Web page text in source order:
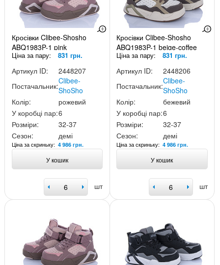
Кросівки Clibee-Shosho
ABQ1983P-1 pink
Ціна за пару: 831 грн.
Артикул ID:
2448207
Постачальник:
Clibee-
ShoSho
Колір:
рожевий
У коробці пар:6
Розміри:
32-37
Сезон:
демі
Ціна за скриньку: 4 986 грн.
У кошик
шт
Кросівки Clibee-Shosho
ABQ1983P-1 beige-coffee
Ціна за пару: 831 грн.
Артикул ID:
2448206
Постачальник:
Clibee-
ShoSho
Колір:
бежевий
У коробці пар:6
Розміри:
32-37
Сезон:
демі
Ціна за скриньку:4 986 грн.
У кошик
шт